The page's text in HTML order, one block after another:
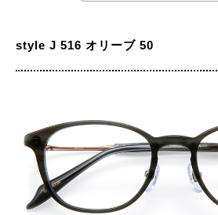
style J 516 オリーブ 50